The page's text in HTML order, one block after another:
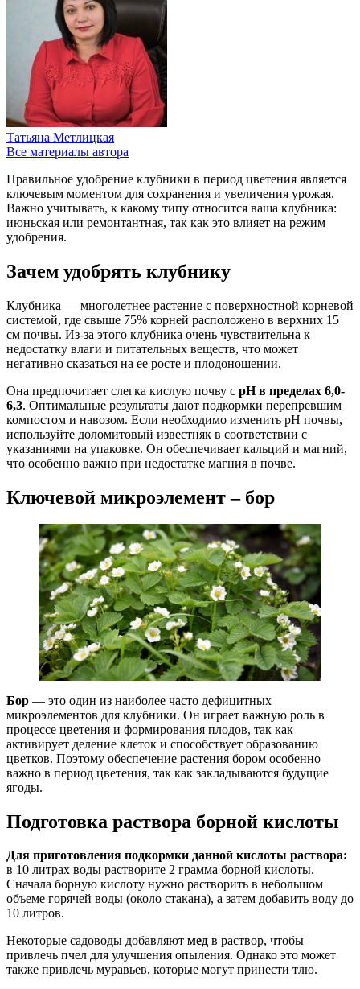
Татьяна Метлицкая
Все материалы автора
Правильное удобрение клубники в период цветения является
ключевым моментом для сохранения и увеличения урожая.
Важно учитывать, к какому типу относится ваша клубника:
июньская или ремонтантная, так как это влияет на режим
удобрения.
Зачем удобрять клубнику
Клубника — многолетнее растение с поверхностной корневой
системой, где свыше 75% корней расположено в верхних 15
см почвы. Из-за этого клубника очень чувствительна к
недостатку влаги и питательных веществ, что может
негативно сказаться на ее росте и плодоношении.
Она предпочитает слегка кислую почву с pH в пределах 6,0-
6,3. Оптимальные результаты дают подкормки перепревшим
компостом и навозом. Если необходимо изменить pH почвы,
используйте доломитовый известняк в соответствии с
указаниями на упаковке. Он обеспечивает кальций и магний,
что особенно важно при недостатке магния в почве.
Ключевой микроэлемент – бор
Бор — это один из наиболее часто дефицитных
микроэлементов для клубники. Он играет важную роль в
процессе цветения и формирования плодов, так как
активирует деление клеток и способствует образованию
цветков. Поэтому обеспечение растения бором особенно
важно в период цветения, так как закладываются будущие
ягоды.
Подготовка раствора борной кислоты
Для приготовления подкормки данной кислоты раствора:
в 10 литрах воды растворите 2 грамма борной кислоты.
Сначала борную кислоту нужно растворить в небольшом
объеме горячей воды (около стакана), а затем добавить воду до
10 литров.
Некоторые садоводы добавляют мед в раствор, чтобы
привлечь пчел для улучшения опыления. Однако это может
также привлечь муравьев, которые могут принести тлю.